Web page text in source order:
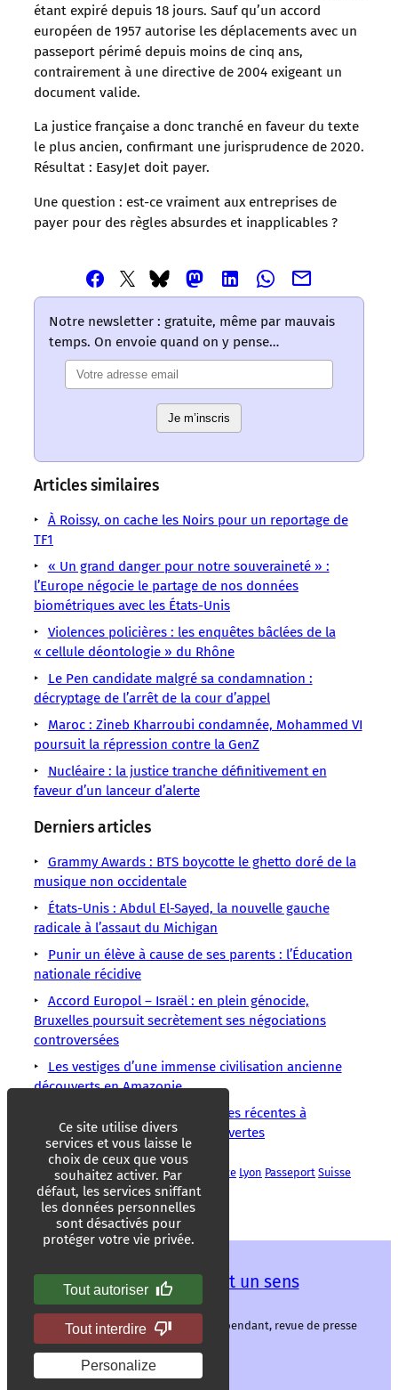
étant expiré depuis 18 jours. Sauf qu’un accord
européen de 1957 autorise les déplacements avec un
passeport périmé depuis moins de cinq ans,
contrairement à une directive de 2004 exigeant un
document valide.
La justice française a donc tranché en faveur du texte
le plus ancien, confirmant une jurisprudence de 2020.
Résultat : EasyJet doit payer.
Une question : est-ce vraiment aux entreprises de
payer pour des règles absurdes et inapplicables ?
Partager
cet
article
–
Les
sens
LMOUS
Aéroport
Condamnation
EasyJet
Lyon
Partager
cet
article
via
Twitter
–
un
sens
LMOUS
Passeport
Suisse
Transports
Après
près
Partager
cet
article
via
Bluesky
–
Les
mots
un
sens
LMOUS
de
huit
ans
de
bataille
EasyJet
Partager
cet
article
via
Mastodon
Les
mots
ont
LMOUS
été
condamnée
février
2026
à
indemniser
Partager
cet
article
Linkedin
Les
mots
ont
LMOUS
famille
suisse
hauteur
d’environ
Partager
cet
via
Les
LMOUS
5 000
euros.
zone
turbulences
Partager
cet
article
Les
LMOUS
juridiques.
En
compagnie
Notre newsletter : gratuite, même par mauvais
temps. On envoie quand on y pense…
Je m’inscris
Articles similaires
À Roissy, on cache les Noirs pour un reportage de
TF1
« Un grand danger pour notre souveraineté » :
l’Europe négocie le partage de nos données
biométriques avec les États-Unis
Violences policières : les enquêtes bâclées de la
« cellule déontologie » du Rhône
Le Pen candidate malgré sa condamnation :
décryptage de l’arrêt de la cour d’appel
Maroc : Zineb Kharroubi condamnée, Mohammed VI
poursuit la répression contre la GenZ
Nucléaire : la justice tranche définitivement en
faveur d’un lanceur d’alerte
Derniers articles
Grammy Awards : BTS boycotte le ghetto doré de la
musique non occidentale
États-Unis : Abdul El-Sayed, la nouvelle gauche
radicale à l’assaut du Michigan
Punir un élève à cause de ses parents : l’Éducation
nationale récidive
Accord Europol – Israël : en plein génocide,
Bruxelles poursuit secrètement ses négociations
controversées
Les vestiges d’une immense civilisation ancienne
découverts en Amazonie
Deux suicides et deux tentatives récentes à
Matignon, des enquêtes sont ouvertes
Aéroport Condamnation EasyJet Justice Lyon Passeport Suisse
Transports
Les mots ont un sens
Les mots ont un sens, média libre et indépendant, revue de presse
alternative.
Ce site utilise divers
services et vous laisse le
choix de ceux que vous
souhaitez activer. Par
défaut, les services sniffant
les données personnelles
sont désactivés pour
protéger votre vie privée.
Tout autoriser
Tout interdire
Personalize